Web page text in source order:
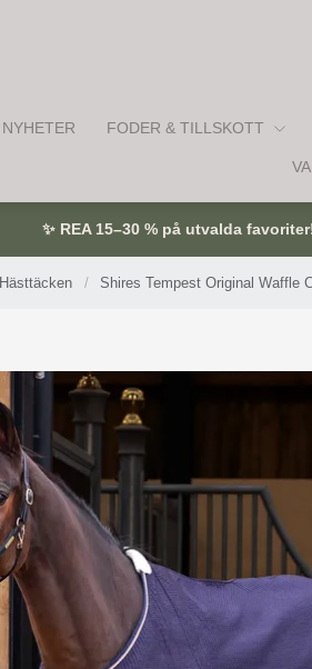
NYHETER FODER & TILLSKOTT
✨ REA 15–30 % på utvalda
Hästtäcken / Shires Tempest Original Waffle